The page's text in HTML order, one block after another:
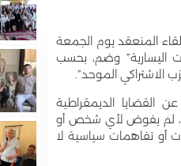
المنعقد يوم الجمعة
اليسارية” وضم، بحسب
الاشتراكي الموحد”.
القضايا الديمقراطية
لم يفوض لأي شخص أو
أو تفاهمات سياسية لا